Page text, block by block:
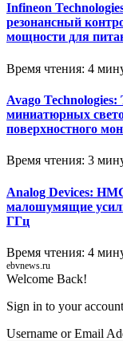
Infineon
резонансный
мощности для
Время чтения: 4
Avago
миниатюрных
поверхностного
Время чтения: 3
Analog Devices:
малошумящие
ГГц
Время чтения: 4
ebvnews.ru
Welcome Back!
Sign in to your account
Username or Email